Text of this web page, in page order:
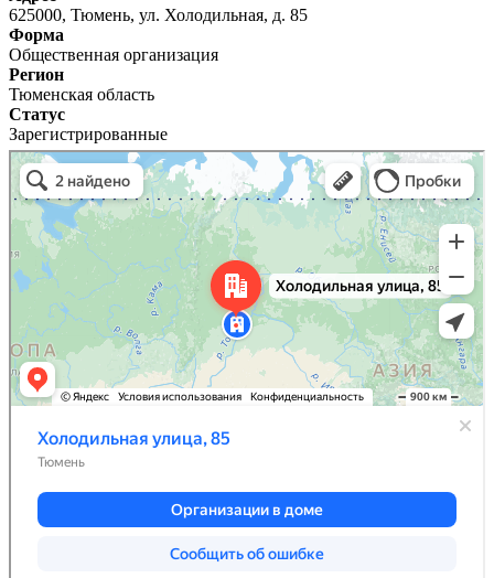
625000, Тюмень, ул. Холодильная, д. 85
Форма
Общественная организация
Регион
Тюменская область
Статус
Зарегистрированные